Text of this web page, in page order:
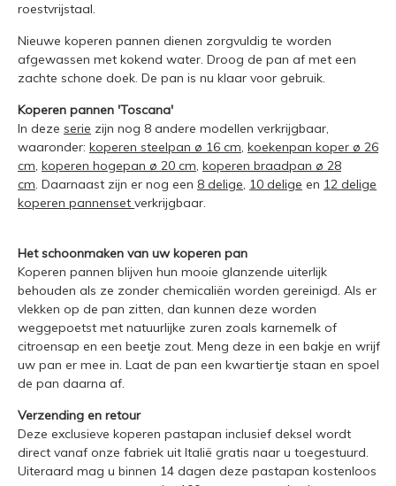
roestvrijstaal.
Nieuwe koperen pannen dienen zorgvuldig te worden
afgewassen met kokend water. Droog de pan af met een
zachte schone doek. De pan is nu klaar voor gebruik.
Koperen pannen 'Toscana'
In deze serie zijn nog 8 andere modellen verkrijgbaar,
waaronder: koperen steelpan ø 16 cm, koekenpan koper ø 26
cm, koperen hogepan ø 20 cm, koperen braadpan ø 28
cm. Daarnaast zijn er nog een 8 delige, 10 delige en 12 delige
koperen pannenset verkrijgbaar.
Het schoonmaken van uw koperen pan
Koperen pannen blijven hun mooie glanzende uiterlijk
behouden als ze zonder chemicaliën worden gereinigd. Als er
vlekken op de pan zitten, dan kunnen deze worden
weggepoetst met natuurlijke zuren zoals karnemelk of
citroensap en een beetje zout. Meng deze in een bakje en wrijf
uw pan er mee in. Laat de pan een kwartiertje staan en spoel
de pan daarna af.
Verzending en retour
Deze exclusieve koperen pastapan inclusief deksel wordt
direct vanaf onze fabriek uit Italië gratis naar u toegestuurd.
Uiteraard mag u binnen 14 dagen deze pastapan kostenloos